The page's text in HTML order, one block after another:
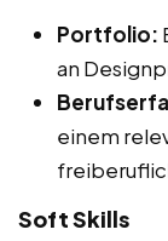
Portfolio:
an
einem
Soft Skills